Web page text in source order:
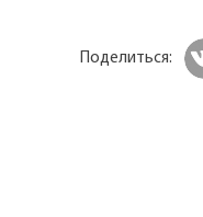
Поделиться: